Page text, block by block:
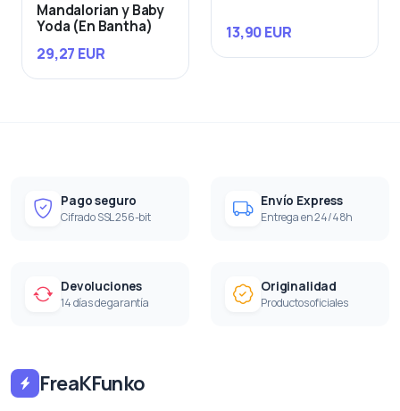
Mandalorian y Baby
Yoda (En Bantha)
29,27 EUR
13,90 EUR
Pago seguro
Cifrado SSL 256-bit
Envío Express
Entrega en 24/48h
Devoluciones
14 días de garantía
Originalidad
Productos oficiales
FreaKFunko